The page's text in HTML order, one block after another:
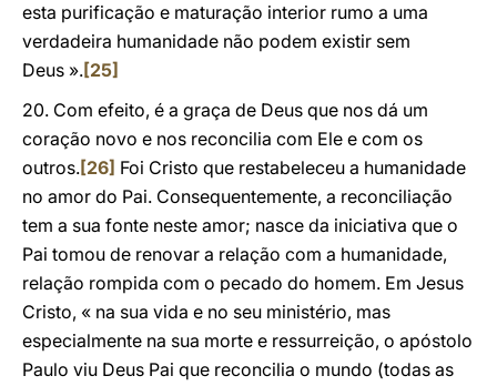
esta purificação e maturação interior rumo a uma
verdadeira humanidade não podem existir sem
Deus ».[25]
20. Com efeito, é a graça de Deus que nos dá um
coração novo e nos reconcilia com Ele e com os
outros.[26] Foi Cristo que restabeleceu a humanidade
no amor do Pai. Consequentemente, a reconciliação
tem a sua fonte neste amor; nasce da iniciativa que o
Pai tomou de renovar a relação com a humanidade,
relação rompida com o pecado do homem. Em Jesus
Cristo, « na sua vida e no seu ministério, mas
especialmente na sua morte e ressurreição, o apóstolo
Paulo viu Deus Pai que reconcilia o mundo (todas as